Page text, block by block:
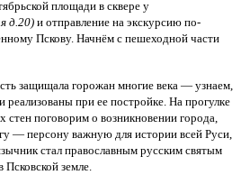
площади в сквере у
д.20)и отправление на экскурсию по-
Пскову. Начнём с пешеходной части
защищала горожан многие века — узнаем,
реализованы при ее постройке. На прогулке
стен поговорим о возникновении города,
— персону важную для истории всей Руси,
стал православным русским святым
Псковской земле.